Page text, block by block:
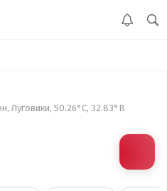
Луговики, 50.26°С, 32.83°В